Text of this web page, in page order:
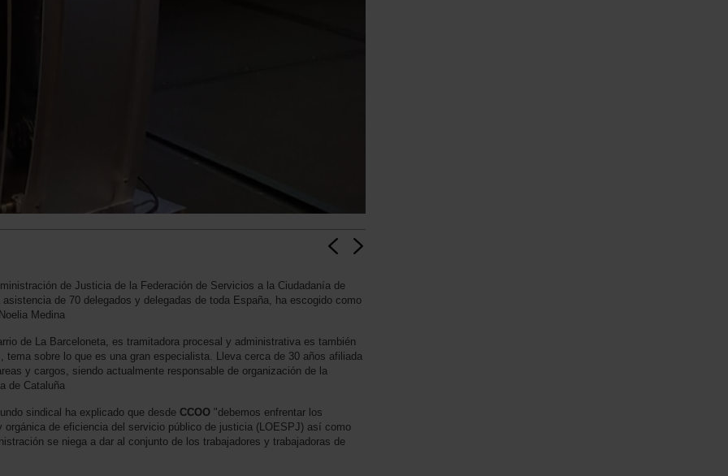
de Justicia de la Federación de Servicios a la Ciudadanía de
de 70 delegados y delegadas de toda España, ha escogido como
Medina
de La Barceloneta, es tramitadora procesal y administrativa es también
tema sobre lo que es una gran especialista. Lleva cerca de 30 años afiliada
y cargos, siendo actualmente responsable de organización de la
de Cataluña
sindical ha explicado que desde CCOO "debemos enfrentar los
orgánica de eficiencia del servicio público de justicia (LOESPJ) así como
se niega a dar al conjunto de los trabajadores y trabajadoras de